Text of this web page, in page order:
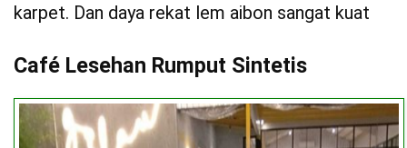
karpet. Dan daya rekat lem aibon sangat kuat
Café Lesehan Rumput Sintetis